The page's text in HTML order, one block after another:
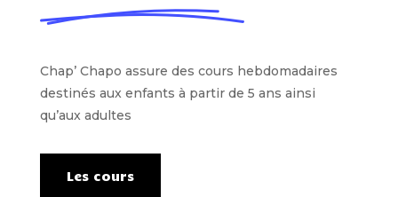
Chap’ Chapo assure des cours hebdomadaires
destinés aux enfants à partir de 5 ans ainsi
qu’aux adultes
Les cours